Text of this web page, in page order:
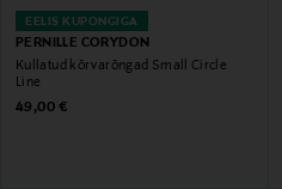
EELIS KUPONGIGA
PERNILLE CORYDON
Kullatud kõrvarõngad Small Circle
Line
Original Price
49,00 €